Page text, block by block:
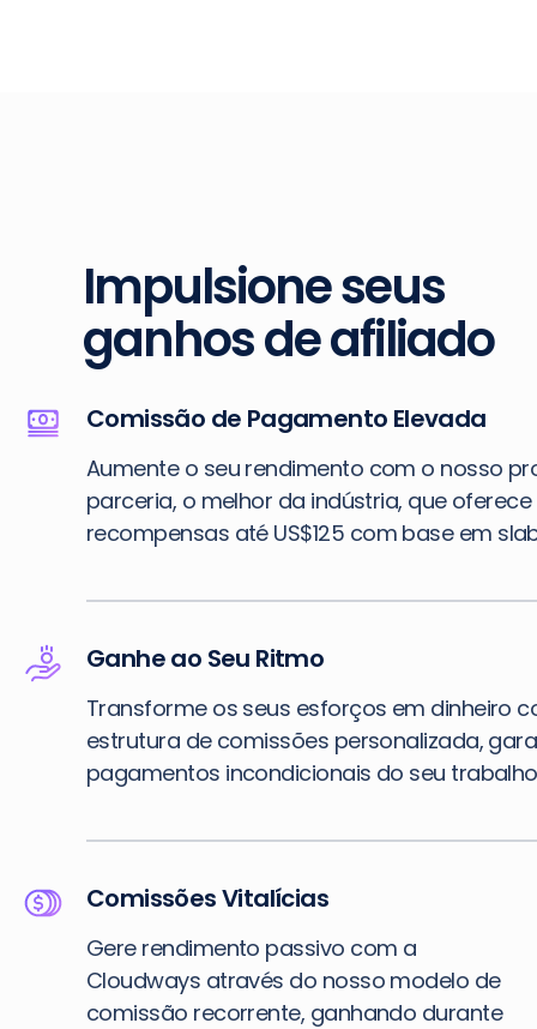
Impulsione seus
ganhos de afiliado
Comissão de Pagamento Elevada
Aumente o seu rendimento com o nosso
parceria, o melhor da indústria, que oferece
recompensas até US$125 com base em
Ganhe ao Seu Ritmo
Transforme os seus esforços em dinheiro
estrutura de comissões personalizada,
pagamentos incondicionais do seu
Comissões Vitalícias
Gere rendimento passivo com a
Cloudways através do nosso modelo de
comissão recorrente, ganhando durante